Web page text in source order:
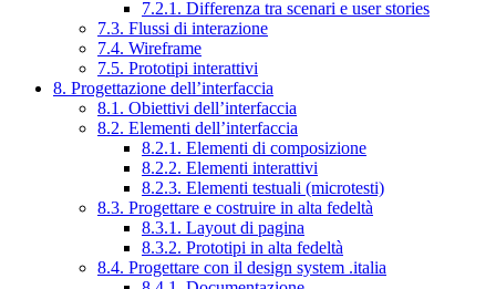
7.2.1. Differenza tra scenari e user stories
7.3. Flussi di interazione
7.4. Wireframe
7.5. Prototipi interattivi
8. Progettazione dell’interfaccia
8.1. Obiettivi dell’interfaccia
8.2. Elementi dell’interfaccia
8.2.1. Elementi di composizione
8.2.2. Elementi interattivi
8.2.3. Elementi testuali (microtesti)
8.3. Progettare e costruire in alta fedeltà
8.3.1. Layout di pagina
8.3.2. Prototipi in alta fedeltà
8.4. Progettare con il design system .italia